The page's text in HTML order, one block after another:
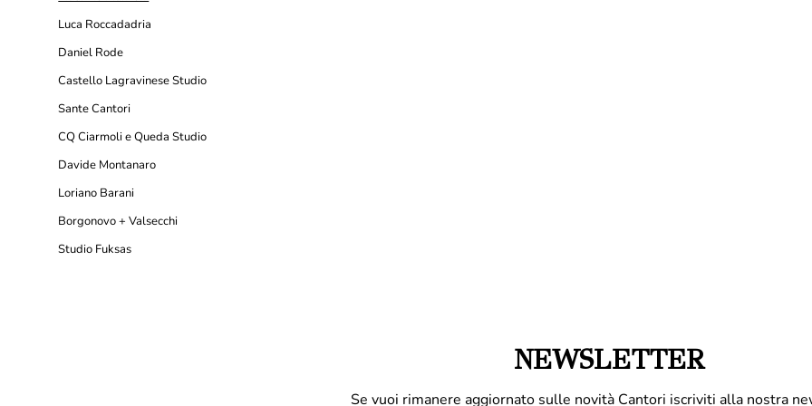
Luca Roccadadria
Daniel Rode
Castello Lagravinese Studio
Sante Cantori
CQ Ciarmoli e Queda Studio
Davide Montanaro
Loriano Barani
Borgonovo + Valsecchi
Studio Fuksas
NEWSLETTER
Se vuoi rimanere aggiornato sulle novità Cantori iscriviti alla nostra